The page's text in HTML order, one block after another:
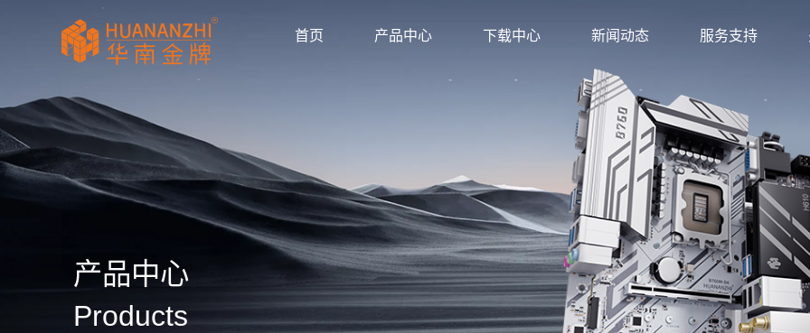
首页 产品中心 下载中心 新闻动态 服务支持
产品中心
Products